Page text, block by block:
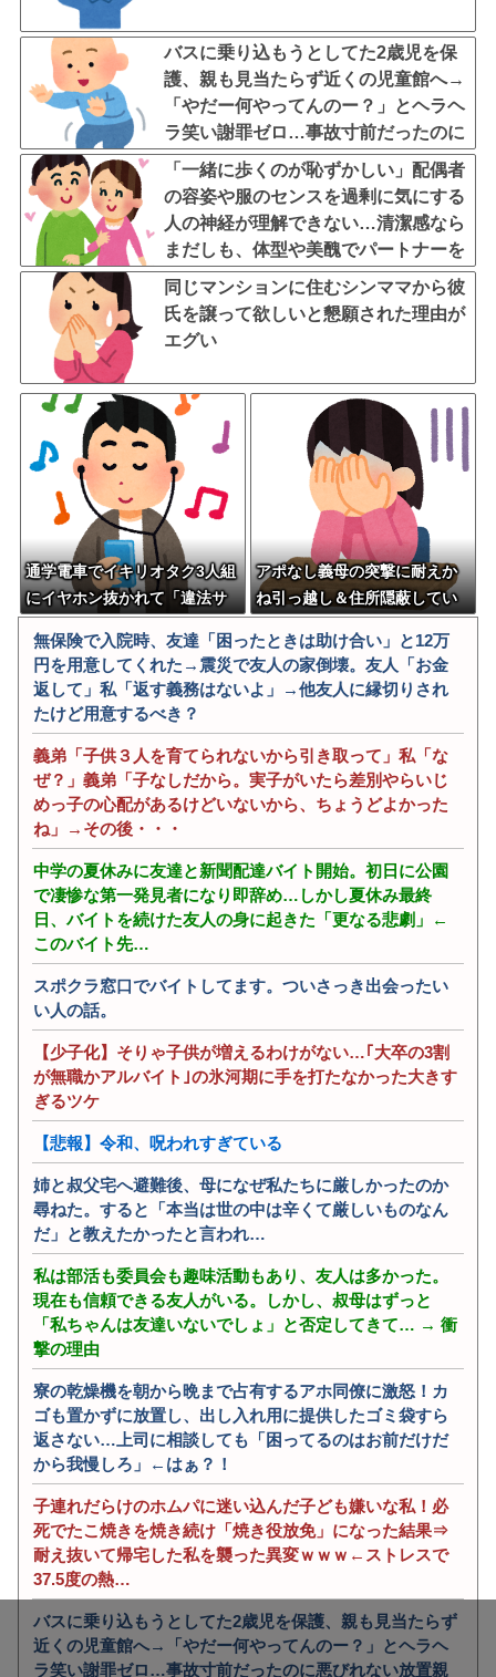
バスに乗り込もうとしてた2歳児を保
護、親も見当たらず近くの児童館へ→
「やだー何やってんのー？」とヘラヘ
ラ笑い謝罪ゼロ…事故寸前だったのに
悪びれない放置親なんなの？
「一緒に歩くのが恥ずかしい」配偶者
の容姿や服のセンスを過剰に気にする
人の神経が理解できない…清潔感なら
まだしも、体型や美醜でパートナーを
評価するなよ
同じマンションに住むシンママから彼
氏を譲って欲しいと懇願された理由が
エグい
通学電車でイキリオタク3人組
にイヤホン抜かれて「違法サ
→「Netflixですが…？」と返
したらキョドって別車両へ逃
走…20代にもなって群れてイ
キってくんな
アポなし義母の突撃に耐えか
ね引っ越し＆住所隠蔽してい
スで置き配襲撃され、運転中
の実母に着信10件連投する狂
気→注意すると被害妄想でこ
ちらを悪人扱い・・
無保険で入院時、友達「困ったときは助け合い」と12万
円を用意してくれた→震災で友人の家倒壊。友人「お金
返して」私「返す義務はないよ」→他友人に縁切りされ
たけど用意するべき？
義弟「子供３人を育てられないから引き取って」私「な
ぜ？」義弟「子なしだから。実子がいたら差別やらいじ
めっ子の心配があるけどいないから、ちょうどよかった
ね」→その後・・・
中学の夏休みに友達と新聞配達バイト開始。初日に公園
で凄惨な第一発見者になり即辞め…しかし夏休み最終
日、バイトを続けた友人の身に起きた「更なる悲劇」←
このバイト先…
スポクラ窓口でバイトしてます。ついさっき出会ったい
い人の話。
【少子化】そりゃ子供が増えるわけがない…｢大卒の3割
が無職かアルバイト｣の氷河期に手を打たなかった大きす
ぎるツケ
【悲報】令和、呪われすぎている
姉と叔父宅へ避難後、母になぜ私たちに厳しかったのか
尋ねた。すると「本当は世の中は辛くて厳しいものなん
だ」と教えたかったと言われ…
私は部活も委員会も趣味活動もあり、友人は多かった。
現在も信頼できる友人がいる。しかし、叔母はずっと
「私ちゃんは友達いないでしょ」と否定してきて… → 衝
撃の理由
寮の乾燥機を朝から晩まで占有するアホ同僚に激怒！カ
ゴも置かずに放置し、出し入れ用に提供したゴミ袋すら
返さない…上司に相談しても「困ってるのはお前だけだ
から我慢しろ」←はぁ？！
子連れだらけのホムパに迷い込んだ子ども嫌いな私！必
死でたこ焼きを焼き続け「焼き役放免」になった結果⇒
耐え抜いて帰宅した私を襲った異変ｗｗｗ←ストレスで
37.5度の熱…
バスに乗り込もうとしてた2歳児を保護、親も見当たらず
近くの児童館へ→「やだー何やってんのー？」とヘラヘ
ラ笑い謝罪ゼロ…事故寸前だったのに悪びれない放置親